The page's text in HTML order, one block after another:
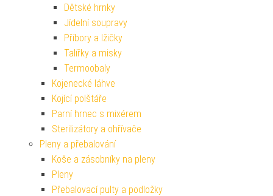
Dětské hrnky
Jídelní soupravy
Příbory a lžičky
Talířky a misky
Termoobaly
Kojenecké láhve
Kojící polštáře
Parní hrnec s mixérem
Sterilizátory a ohřívače
Pleny a přebalování
Koše a zásobníky na pleny
Pleny
Přebalovací pulty a podložky